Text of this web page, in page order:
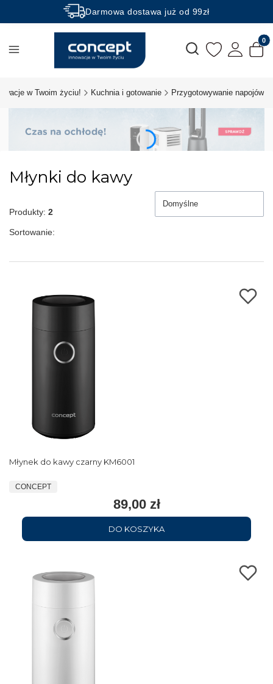
Darmowa dostawa już od 99zł
Rabaty -50% na wybrane produkty
Otwórz wyszukiwarkę
w Twoim życiu! Kuchnia i gotowanie Przygotowywanie napojów
Młynki do kawy
Produkty: 2
Sortowanie:
Domyślne
Młynek do kawy czarny KM6001
CONCEPT
89,00 zł
DO KOSZYKA